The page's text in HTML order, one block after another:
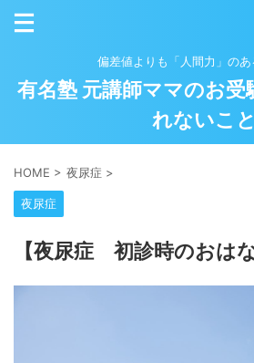
偏差値よりも「人間力」のあ
有名塾 元講師ママのお受
れないこと
HOME > 夜尿症 >
夜尿症
【夜尿症 初診時のお